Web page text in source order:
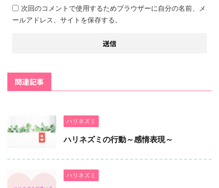
次回のコメントで使用するためブラウザーに自分の名前、メ
ールアドレス、サイトを保存する。
関連記事
ハリネズミ
ハリネズミの行動～感情表現～
ハリネズミ